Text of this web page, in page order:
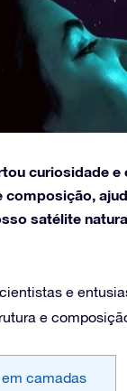
curiosidade
satélite
e
e
camadas